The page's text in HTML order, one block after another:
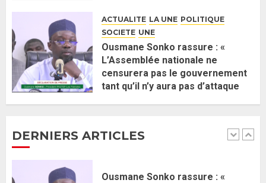
ACTUALITE LA UNE POLITIQUE
SOCIETE UNE
Ousmane Sonko rassure : «
L’Assemblée nationale ne
censurera pas le gouvernement
tant qu’il n’y aura pas d’attaque
DERNIERS ARTICLES
1
une équipe de mission de 30
membres
2 JUIN 2026 0
2
Ousmane Sonko rassure : «
politique contre Pastef »
Formation du nouveau